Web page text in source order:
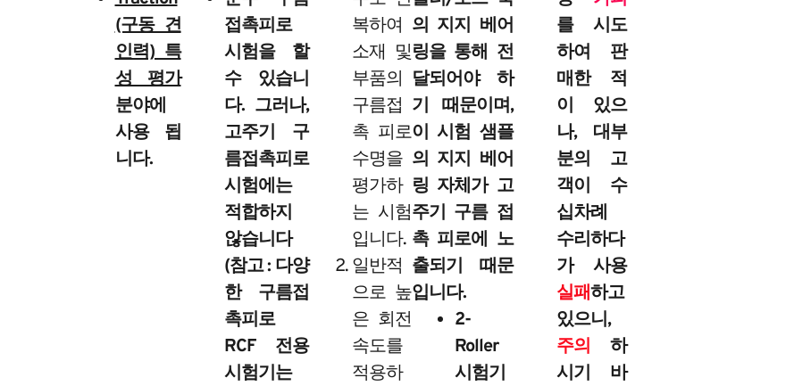
(구동 견
인력) 특
성 평가
분야에
사용 됩
니다.
접촉피로
시험을 할
수 있습니
다. 그러나,
고주기 구
름접촉피로
시험에는
적합하지
않습니다
(참고 : 다양
한 구름접
촉피로
RCF 전용
시험기는
복하여
소재 및
부품의
구름접
촉 피로
수명을
평가하
는 시험
입니다.
일반적
으로 높
은 회전
속도를
적용하
의 지지 베어
링을 통해 전
달되어야 하
기 때문이며,
이 시험 샘플
의 지지 베어
링 자체가 고
주기 구름 접
촉 피로에 노
출되기 때문
입니다.
2-
Roller
시험기
를 시도
하여 판
매한 적
이 있으
나, 대부
분의 고
객이 수
십차례
수리하다
가 사용
실패하고
있으니,
주의
하
시기 바